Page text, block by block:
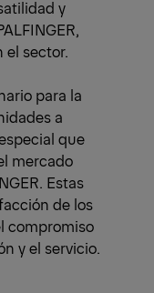
y
el sector.
para la
a
que
mercado
Estas
de los
compromiso
y el servicio.